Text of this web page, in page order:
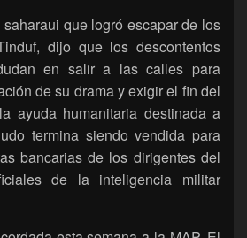
que logró escapar de los
dijo que los descontentos
en salir a las calles para
de su drama y exigir el fin del
ayuda humanitaria destinada a
termina siendo vendida para
bancarias de los dirigentes del
de la inteligencia militar